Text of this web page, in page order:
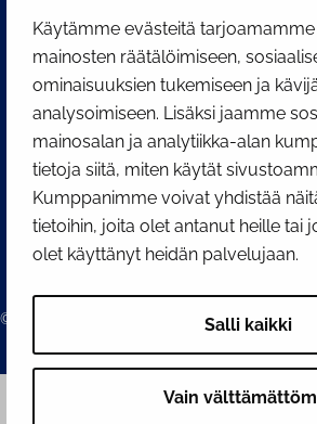
Käytämme evästeitä
mainosten räätälöimiseen,
ominaisuuksien tukemiseen ja
analysoimiseen. Lisäksi jaamme
mainosalan ja analytiikka-alan
tietoja siitä, miten käytät
Kumppanimme voivat yhdistää
tietoihin, joita olet antanut heille tai
olet käyttänyt heidän palvelujaan.
Salli kaikki
Vain
© 2026 Tornion kaupunki